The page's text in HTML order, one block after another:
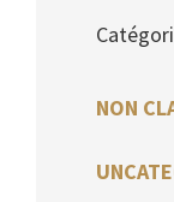
NON